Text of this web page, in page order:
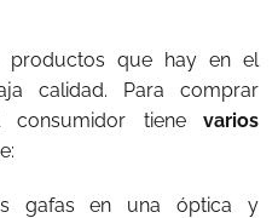
productos que hay en el
calidad. Para comprar
tienevarios
gafas en una óptica y